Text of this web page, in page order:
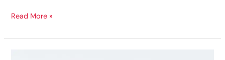
Boşanma
ve
Read More »